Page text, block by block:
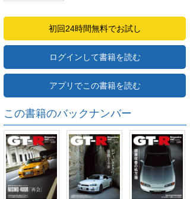
初回24時間無料でお試し
ログインして書籍を読む
アプリでこの書籍を読む
この書籍のバックナンバー